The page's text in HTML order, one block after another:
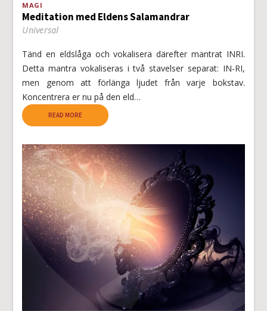
MAGI
Meditation med Eldens Salamandrar
Universal
Tänd en eldslåga och vokalisera därefter mantrat INRI.
Detta mantra vokaliseras i två stavelser separat: IN-RI,
men genom att förlänga ljudet från varje bokstav.
Koncentrera er nu på den eld…
READ MORE